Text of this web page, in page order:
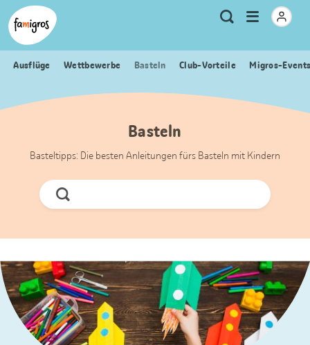
Sprungmarken
Navigation
Header
Logo
Meta
Navigation
Suche
Menu
öffnen
Ausflüge Wettbewerbe Basteln Club-Vorteile Migros-
Basteln
Basteltipps: Die besten Anleitungen fürs Basteln mit Kindern
Jetzt
Suchen